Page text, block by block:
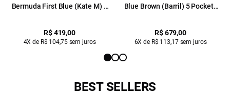
Bermuda First Blue (Kate M) 5
R$ 419,00
4X de R$ 104,75 sem juros
Blue Brown (Barril) 5 Pockets
R$ 679,00
6X de R$ 113,17 sem juros
BEST SELLERS